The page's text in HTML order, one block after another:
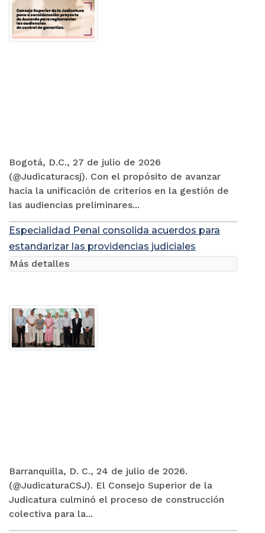
Bogotá, D.C., 27 de julio de 2026
(@Judicaturacsj). Con el propósito de avanzar
hacia la unificación de criterios en la gestión de
las audiencias preliminares...
Especialidad Penal consolida acuerdos para
estandarizar las providencias judiciales
Barranquilla, D. C., 24 de julio de 2026.
(@JudicaturaCSJ). El Consejo Superior de la
Judicatura culminó el proceso de construcción
colectiva para la...
Más detalles